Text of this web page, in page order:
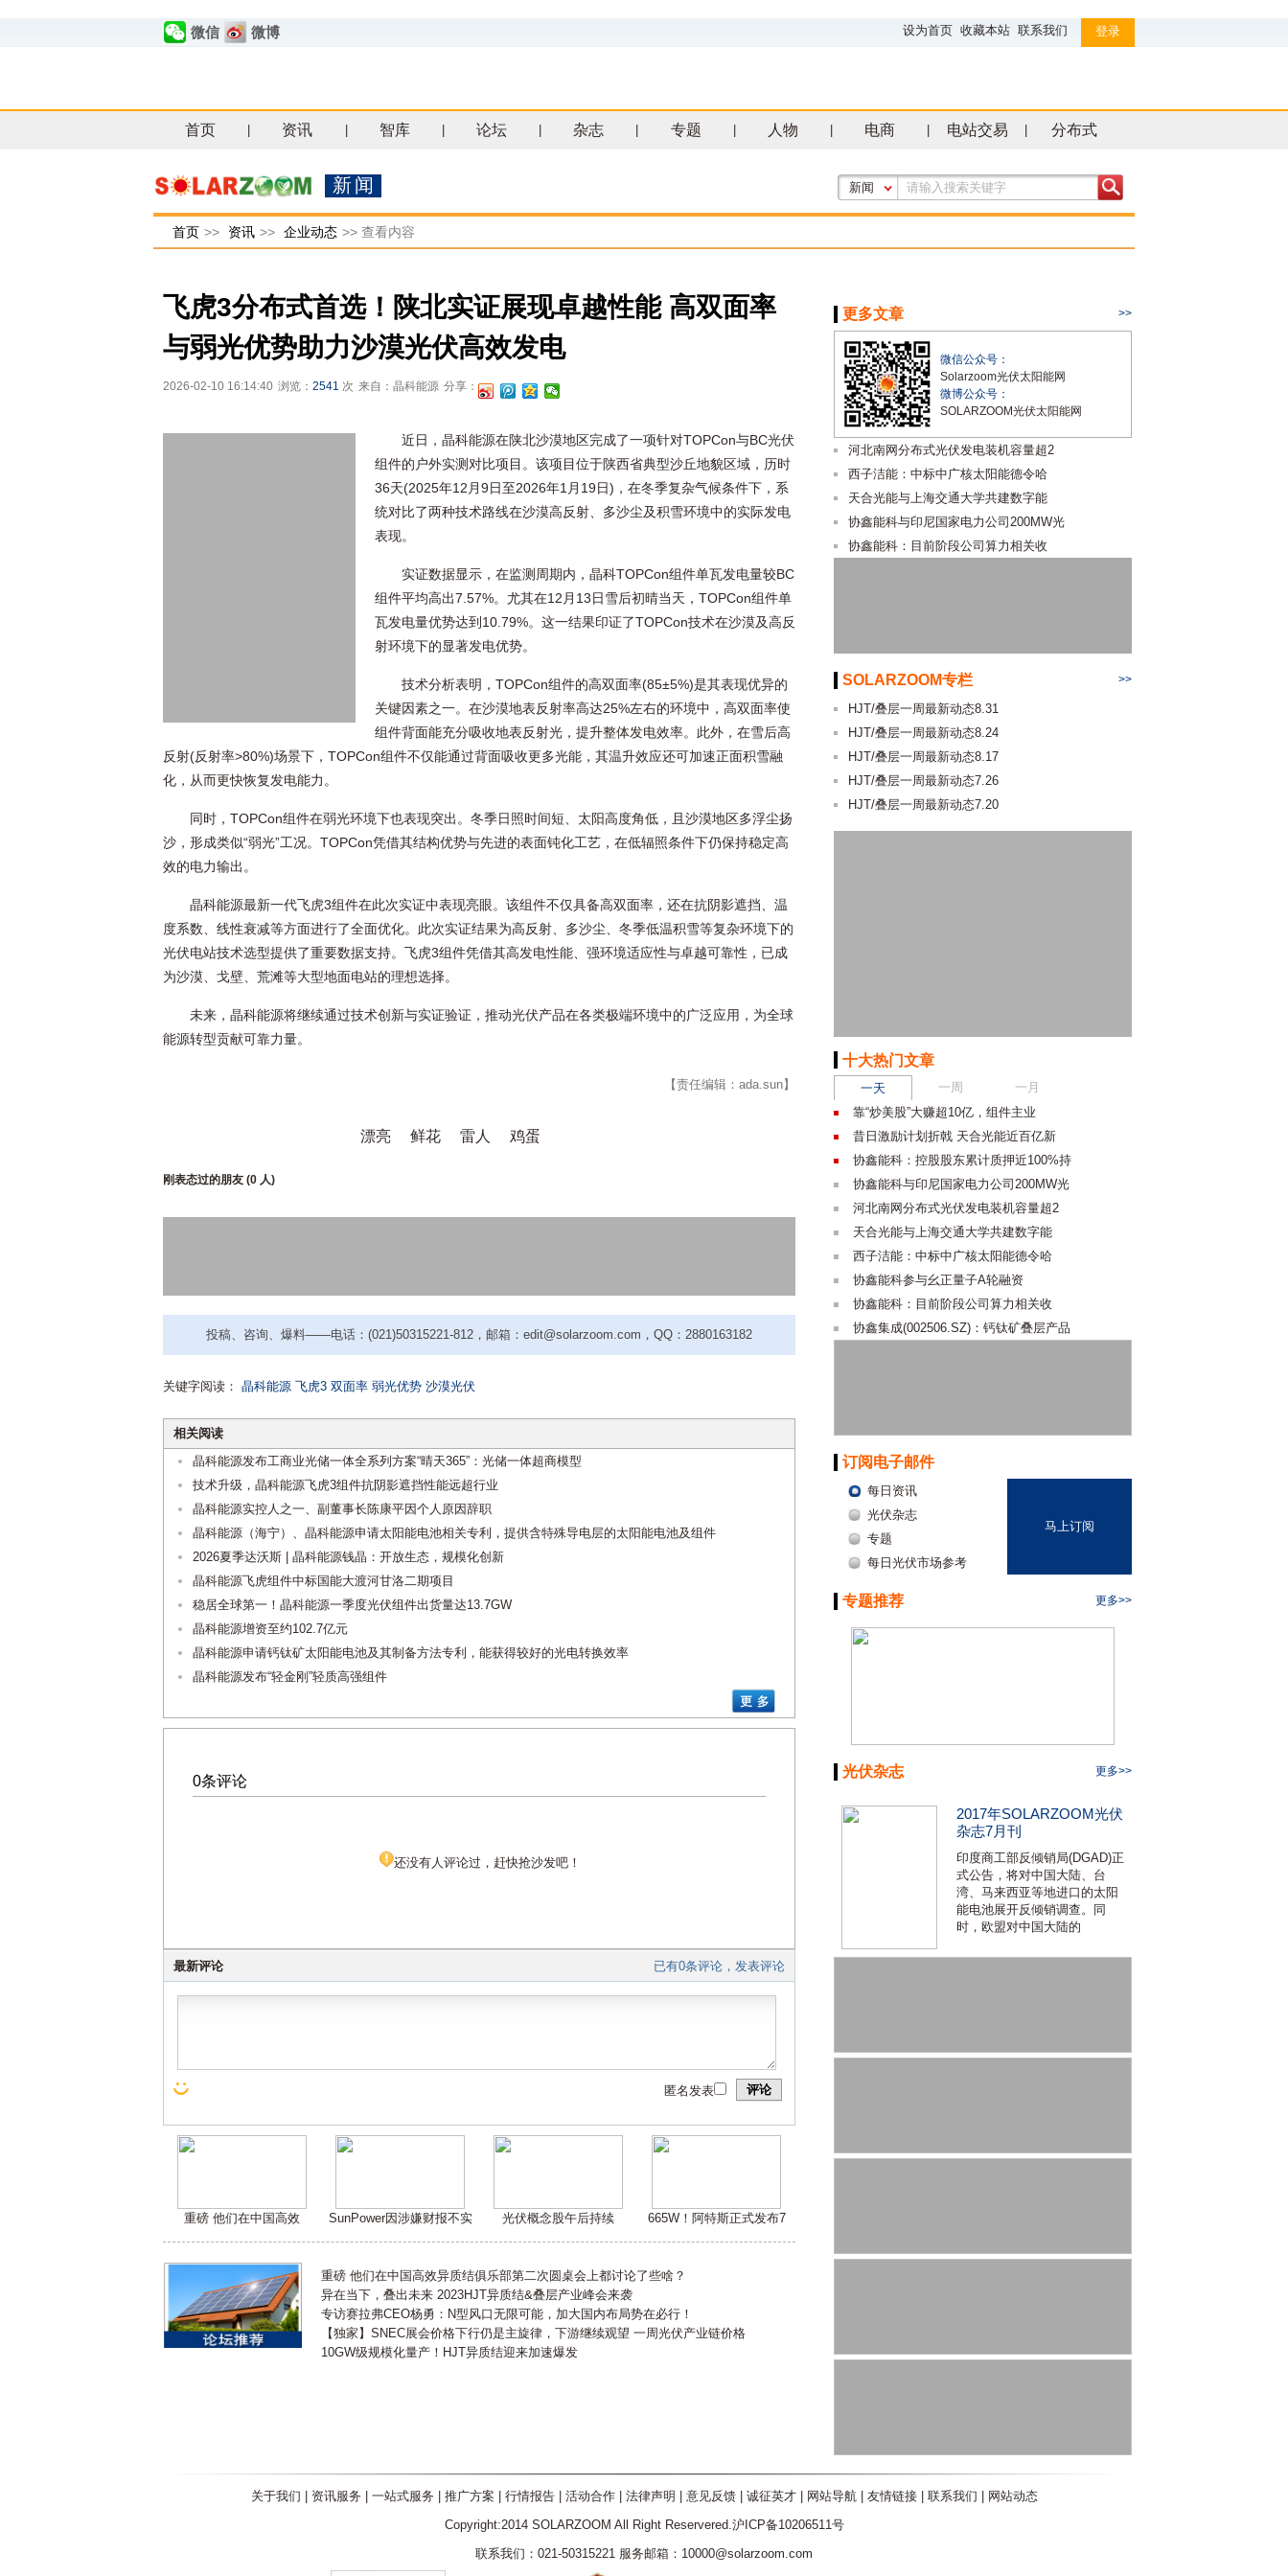
微信 微博 设为首页 收藏本站 联系我们 登录
首页 资讯 智库 论坛 杂志 专题 人物 电商 电站交易 分布式
新闻 新闻
首页 >> 资讯 >> 企业动态 >> 查看内容
飞虎3分布式首选！陕北实证展现卓越性能 高双面率
与弱光优势助力沙漠光伏高效发电
2026-02-10 16:14:40 浏览： 2541 次 来自：晶科能源 分享：
近日，晶科能源在陕北沙漠地区完成了一项针对TOPCon与BC光伏
组件的户外实测对比项目。该项目位于陕西省典型沙丘地貌区域，历时
36天(2025年12月9日至2026年1月19日)，在冬季复杂气候条件下，系
统对比了两种技术路线在沙漠高反射、多沙尘及积雪环境中的实际发电
表现。
实证数据显示，在监测周期内，晶科TOPCon组件单瓦发电量较BC
组件平均高出7.57%。尤其在12月13日雪后初晴当天，TOPCon组件单
瓦发电量优势达到10.79%。这一结果印证了TOPCon技术在沙漠及高反
射环境下的显著发电优势。
技术分析表明，TOPCon组件的高双面率(85±5%)是其表现优异的
关键因素之一。在沙漠地表反射率高达25%左右的环境中，高双面率使
组件背面能充分吸收地表反射光，提升整体发电效率。此外，在雪后高
反射(反射率>80%)场景下，TOPCon组件不仅能通过背面吸收更多光能，其温升效应还可加速正面积雪融
化，从而更快恢复发电能力。
同时，TOPCon组件在弱光环境下也表现突出。冬季日照时间短、太阳高度角低，且沙漠地区多浮尘扬
沙，形成类似“弱光”工况。TOPCon凭借其结构优势与先进的表面钝化工艺，在低辐照条件下仍保持稳定高
效的电力输出。
晶科能源最新一代飞虎3组件在此次实证中表现亮眼。该组件不仅具备高双面率，还在抗阴影遮挡、温
度系数、线性衰减等方面进行了全面优化。此次实证结果为高反射、多沙尘、冬季低温积雪等复杂环境下的
光伏电站技术选型提供了重要数据支持。飞虎3组件凭借其高发电性能、强环境适应性与卓越可靠性，已成
为沙漠、戈壁、荒滩等大型地面电站的理想选择。
未来，晶科能源将继续通过技术创新与实证验证，推动光伏产品在各类极端环境中的广泛应用，为全球
能源转型贡献可靠力量。
【责任编辑：ada.sun】
漂亮 鲜花 雷人 鸡蛋
刚表态过的朋友 (0 人)
投稿、咨询、爆料——电话：(021)50315221-812，邮箱：edit@solarzoom.com，QQ：2880163182
关键字阅读： 晶科能源 飞虎3 双面率 弱光优势 沙漠光伏
相关阅读
晶科能源发布工商业光储一体全系列方案“晴天365”：光储一体超商模型
技术升级，晶科能源飞虎3组件抗阴影遮挡性能远超行业
晶科能源实控人之一、副董事长陈康平因个人原因辞职
晶科能源（海宁）、晶科能源申请太阳能电池相关专利，提供含特殊导电层的太阳能电池及组件
2026夏季达沃斯 | 晶科能源钱晶：开放生态，规模化创新
晶科能源飞虎组件中标国能大渡河甘洛二期项目
稳居全球第一！晶科能源一季度光伏组件出货量达13.7GW
晶科能源增资至约102.7亿元
晶科能源申请钙钛矿太阳能电池及其制备方法专利，能获得较好的光电转换效率
晶科能源发布“轻金刚”轻质高强组件
0条评论
还没有人评论过，赶快抢沙发吧！
已有0条评论，发表评论
最新评论
评论
匿名发表
重磅 他们在中国高效 SunPower因涉嫌财报不实 光伏概念股午后持续 665W！阿特斯正式发布7
重磅 他们在中国高效异质结俱乐部第二次圆桌会上都讨论了些啥？
异在当下，叠出未来 2023HJT异质结&叠层产业峰会来袭
专访赛拉弗CEO杨勇：N型风口无限可能，加大国内布局势在必行！
【独家】SNEC展会价格下行仍是主旋律，下游继续观望 一周光伏产业链价格
10GW级规模化量产！HJT异质结迎来加速爆发
更多文章 >>
微信公众号：
Solarzoom光伏太阳能网
微博公众号：
SOLARZOOM光伏太阳能网
河北南网分布式光伏发电装机容量超2
西子洁能：中标中广核太阳能德令哈
天合光能与上海交通大学共建数字能
协鑫能科与印尼国家电力公司200MW光
协鑫能科：目前阶段公司算力相关收
SOLARZOOM专栏 >>
HJT/叠层一周最新动态8.31
HJT/叠层一周最新动态8.24
HJT/叠层一周最新动态8.17
HJT/叠层一周最新动态7.26
HJT/叠层一周最新动态7.20
十大热门文章
一天 一周
一月
靠“炒美股”大赚超10亿，组件主业
昔日激励计划折戟 天合光能近百亿新
协鑫能科：控股股东累计质押近100%持
协鑫能科与印尼国家电力公司200MW光
河北南网分布式光伏发电装机容量超2
天合光能与上海交通大学共建数字能
西子洁能：中标中广核太阳能德令哈
协鑫能科参与幺正量子A轮融资
协鑫能科：目前阶段公司算力相关收
协鑫集成(002506.SZ)：钙钛矿叠层产品
订阅电子邮件
每日资讯
光伏杂志
专题
每日光伏市场参考
马上订阅
专题推荐 更多>>
光伏杂志 更多>>
2017年SOLARZOOM光伏
杂志7月刊
印度商工部反倾销局(DGAD)正
式公告，将对中国大陆、台
湾、马来西亚等地进口的太阳
能电池展开反倾销调查。同
时，欧盟对中国大陆的
关于我们 资讯服务 一站式服务 推广方案 行情报告| 活动合作| 法律声明 意见反馈| 诚征英才| 网站导航| 友情链接| 联系我们
网站动态
Copyright:2014 SOLARZOOM All Right Reservered.沪ICP备10206511号
联系我们：021-50315221 服务邮箱：10000@solarzoom.com